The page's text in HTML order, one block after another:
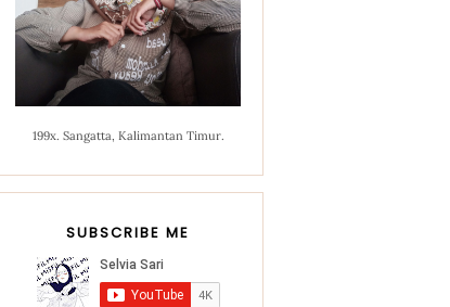
199x. Sangatta, Kalimantan Timur.
SUBSCRIBE ME